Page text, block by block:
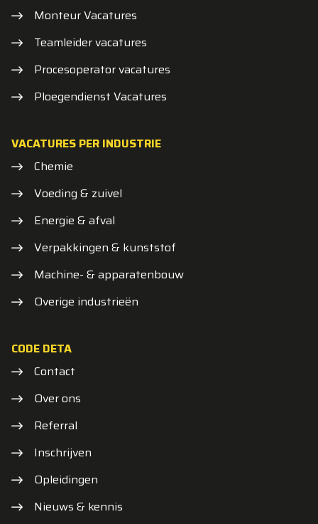
Monteur Vacatures
Teamleider vacatures
Procesoperator vacatures
Ploegendienst Vacatures
VACATURES PER INDUSTRIE
Chemie
Voeding & zuivel
Energie & afval
Verpakkingen & kunststof
Machine- & apparatenbouw
Overige industrieën
CODE DETA
Contact
Over ons
Referral
Inschrijven
Opleidingen
Nieuws & kennis